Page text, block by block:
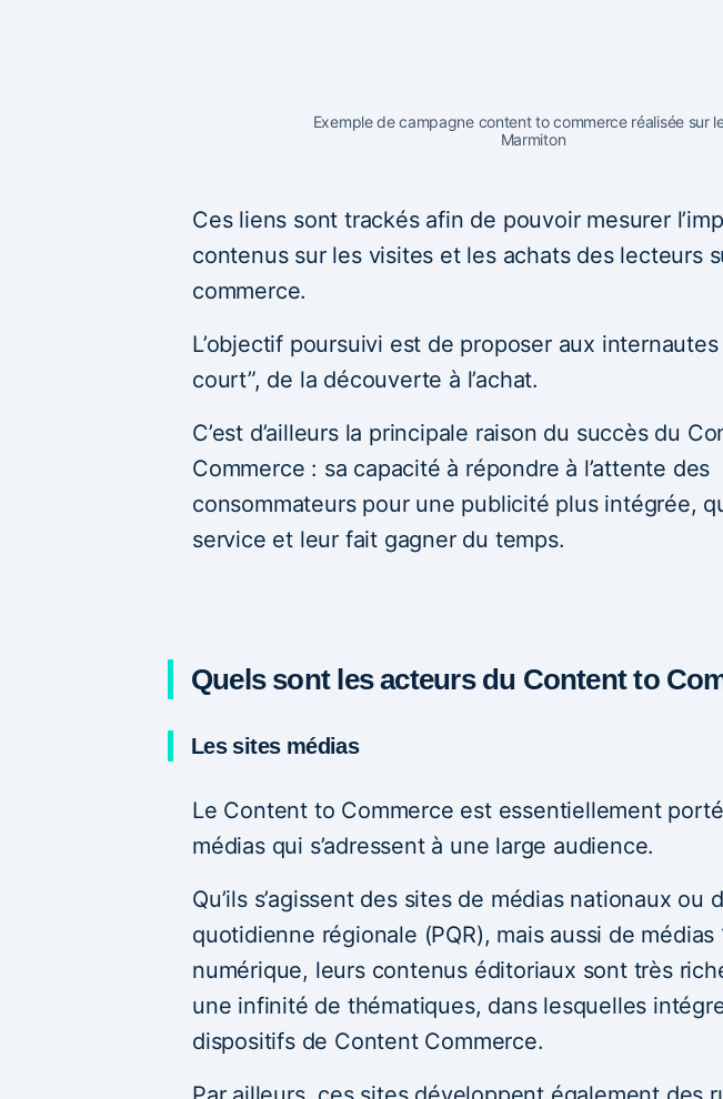
Exemple de campagne content to commerce réalisée sur
Marmiton
Ces liens sont trackés afin de pouvoir mesurer
contenus sur les visites et les achats des lecteurs
commerce.
L’objectif poursuivi est de proposer aux
court”, de la découverte à l’achat.
C’est d’ailleurs la principale raison du succès du
Commerce : sa capacité à répondre à l’attente des
consommateurs pour une publicité plus intégrée,
service et leur fait gagner du temps.
Quels sont les acteurs du Content to
Les sites médias
Le Content to Commerce est essentiellement
médias qui s’adressent à une large audience.
Qu’ils s’agissent des sites de médias nationaux ou
quotidienne régionale (PQR), mais aussi de médias
numérique, leurs contenus éditoriaux sont très
une infinité de thématiques, dans lesquelles
dispositifs de Content Commerce.